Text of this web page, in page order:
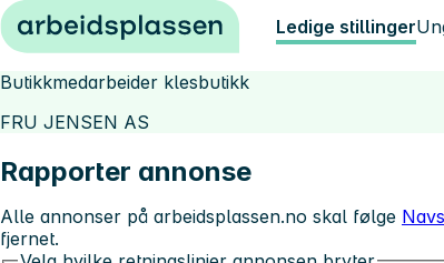
Hopp til innhold Ledige stillinger
Butikkmedarbeider klesbutikk
FRU JENSEN AS
Rapporter annonse
Alle annonser på arbeidsplassen.no skal følge
fjernet.